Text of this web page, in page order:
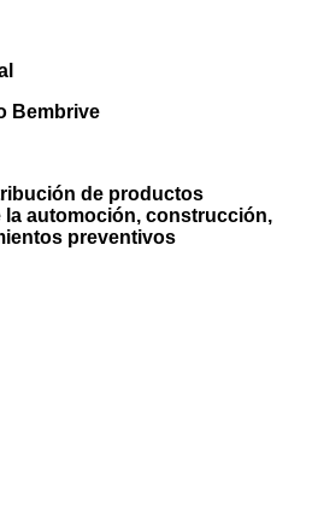
Bembrive
de productos
automoción, construcción,
preventivos